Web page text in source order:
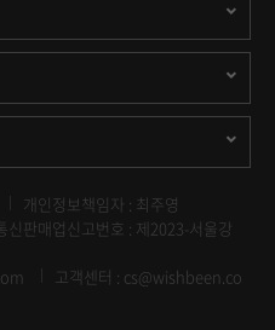
개인정보책임자 : 최주영
신판매업신고번호 : 제2023-서울강
고객센터 : cs@wishbeen.co